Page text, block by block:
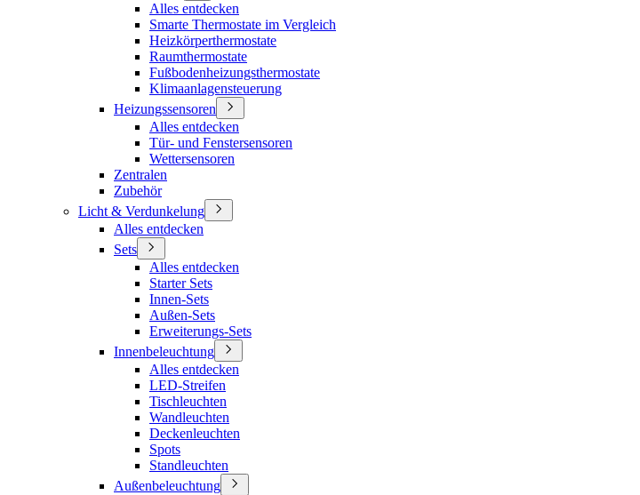
Alles entdecken
Smarte Thermostate im Vergleich
Heizkörperthermostate
Raumthermostate
Fußbodenheizungsthermostate
Klimaanlagensteuerung
Heizungssensoren
Alles entdecken
Tür- und Fenstersensoren
Wettersensoren
Zentralen
Zubehör
Licht & Verdunkelung
Alles entdecken
Sets
Alles entdecken
Starter Sets
Innen-Sets
Außen-Sets
Erweiterungs-Sets
Innenbeleuchtung
Alles entdecken
LED-Streifen
Tischleuchten
Wandleuchten
Deckenleuchten
Spots
Standleuchten
Außenbeleuchtung